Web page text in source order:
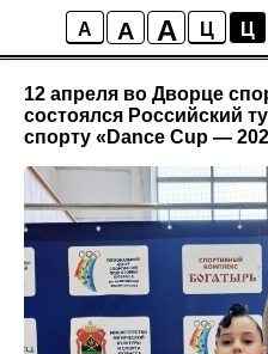
A A A Ц Ц
12 апреля во Дворце
состоялся Российский
спорту «Dance Cup —